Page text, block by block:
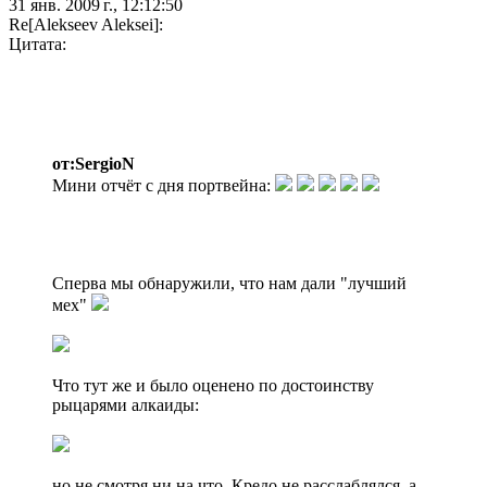
31 янв. 2009 г., 12:12:50
Re[Alekseev Aleksei]:
Цитата:
от:SergioN
Мини отчёт с дня портвейна:
Сперва мы обнаружили, что нам дали "лучший
мех"
Что тут же и было оценено по достоинству
рыцарями алкаиды: